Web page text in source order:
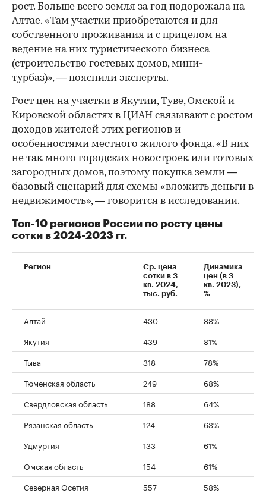
рост. Больше всего земля за год подорожала на
Алтае. «Там участки приобретаются и для
собственного проживания и с прицелом на
ведение на них туристического бизнеса
(строительство гостевых домов, мини-
турбаз)», — пояснили эксперты.
Рост цен на участки в Якутии, Туве, Омской и
Кировской областях в ЦИАН связывают с ростом
доходов жителей этих регионов и
особенностями местного жилого фонда. «В них
не так много городских новостроек или готовых
загородных домов, поэтому покупка земли —
базовый сценарий для схемы «вложить деньги в
недвижимость», — говорится в исследовании.
Топ-10 регионов России по росту цены
сотки в 2024-2023 гг.
Регион
Ср. цена
сотки в 3
кв. 2024,
тыс. руб.
Динамика
цен (в 3
кв. 2023),
%
Алтай 430
88%
Якутия
439
81%
Тыва
318
78%
Тюменская область
249
68%
Свердловская область
188
64%
Рязанская область
124
63%
Удмуртия
133
61%
Омская область
154
61%
Северная Осетия
557
58%